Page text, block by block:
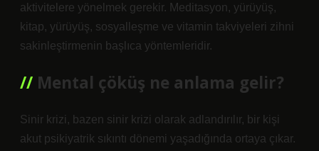
aktivitelere yönelmek gerekir. Meditasyon, yürüyüş,
kitap, yürüyüş, sosyalleşme ve vitamin takviyeleri zihni
sakinleştirmenin başlıca yöntemleridir.
Mental çöküş ne anlama gelir?
Sinir krizi, bazen sinir krizi olarak adlandırılır, bir kişi
akut psikiyatrik sıkıntı dönemi yaşadığında ortaya çıkar.